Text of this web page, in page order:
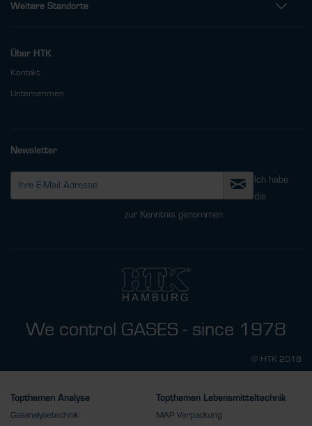
Weitere Standorte
Über HTK
Kontakt
Unternehmen
Newsletter
Ich habe
die
zur Kenntnis genommen.
We control GASES - since 1978
© HTK 2018
Topthemen Analyse
Gasanalysetechnik
Topthemen Lebensmitteltechnik
MAP Verpackung